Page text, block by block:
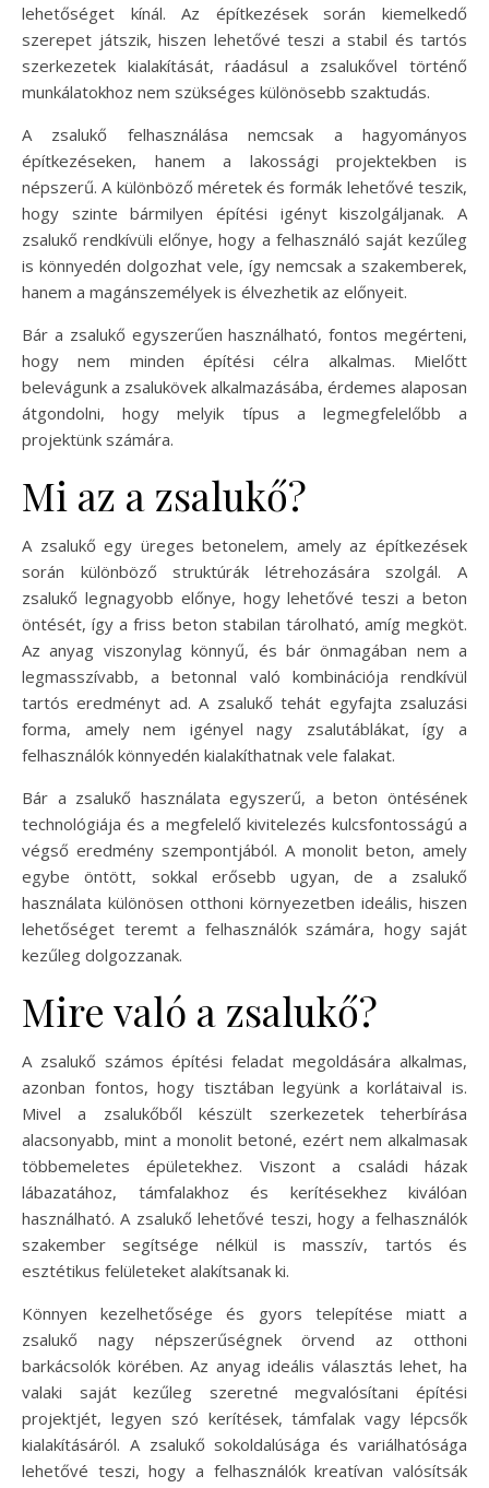
lehetőséget kínál. Az építkezések során kiemelkedő
szerepet játszik, hiszen lehetővé teszi a stabil és tartós
szerkezetek kialakítását, ráadásul a zsalukővel történő
munkálatokhoz nem szükséges különösebb szaktudás.
A zsalukő felhasználása nemcsak a hagyományos
építkezéseken, hanem a lakossági projektekben is
népszerű. A különböző méretek és formák lehetővé teszik,
hogy szinte bármilyen építési igényt kiszolgáljanak. A
zsalukő rendkívüli előnye, hogy a felhasználó saját kezűleg
is könnyedén dolgozhat vele, így nemcsak a szakemberek,
hanem a magánszemélyek is élvezhetik az előnyeit.
Bár a zsalukő egyszerűen használható, fontos megérteni,
hogy nem minden építési célra alkalmas. Mielőtt
belevágunk a zsalukövek alkalmazásába, érdemes alaposan
átgondolni, hogy melyik típus a legmegfelelőbb a
projektünk számára.
Mi az a zsalukő?
A zsalukő egy üreges betonelem, amely az építkezések
során különböző struktúrák létrehozására szolgál. A
zsalukő legnagyobb előnye, hogy lehetővé teszi a beton
öntését, így a friss beton stabilan tárolható, amíg megköt.
Az anyag viszonylag könnyű, és bár önmagában nem a
legmasszívabb, a betonnal való kombinációja rendkívül
tartós eredményt ad. A zsalukő tehát egyfajta zsaluzási
forma, amely nem igényel nagy zsalutáblákat, így a
felhasználók könnyedén kialakíthatnak vele falakat.
Bár a zsalukő használata egyszerű, a beton öntésének
technológiája és a megfelelő kivitelezés kulcsfontosságú a
végső eredmény szempontjából. A monolit beton, amely
egybe öntött, sokkal erősebb ugyan, de a zsalukő
használata különösen otthoni környezetben ideális, hiszen
lehetőséget teremt a felhasználók számára, hogy saját
kezűleg dolgozzanak.
Mire való a zsalukő?
A zsalukő számos építési feladat megoldására alkalmas,
azonban fontos, hogy tisztában legyünk a korlátaival is.
Mivel a zsalukőből készült szerkezetek teherbírása
alacsonyabb, mint a monolit betoné, ezért nem alkalmasak
többemeletes épületekhez. Viszont a családi házak
lábazatához, támfalakhoz és kerítésekhez kiválóan
használható. A zsalukő lehetővé teszi, hogy a felhasználók
szakember segítsége nélkül is masszív, tartós és
esztétikus felületeket alakítsanak ki.
Könnyen kezelhetősége és gyors telepítése miatt a
zsalukő nagy népszerűségnek örvend az otthoni
barkácsolók körében. Az anyag ideális választás lehet, ha
valaki saját kezűleg szeretné megvalósítani építési
projektjét, legyen szó kerítések, támfalak vagy lépcsők
kialakításáról. A zsalukő sokoldalúsága és variálhatósága
lehetővé teszi, hogy a felhasználók kreatívan valósítsák